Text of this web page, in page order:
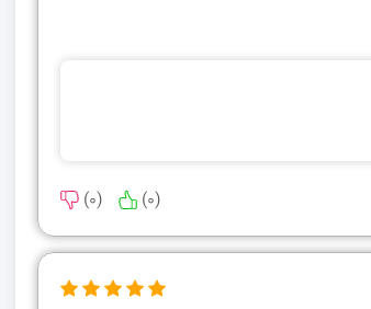
(
0
) (
0
)